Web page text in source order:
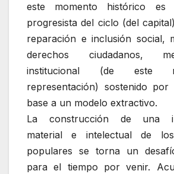
este momento histórico
progresista del ciclo (del
reparación e inclusión social,
derechos ciudadanos,
institucional (de este
representación) sostenido
base a un modelo extractivo.
La construcción de una
material e intelectual de los
populares se torna un
para el tiempo por venir.